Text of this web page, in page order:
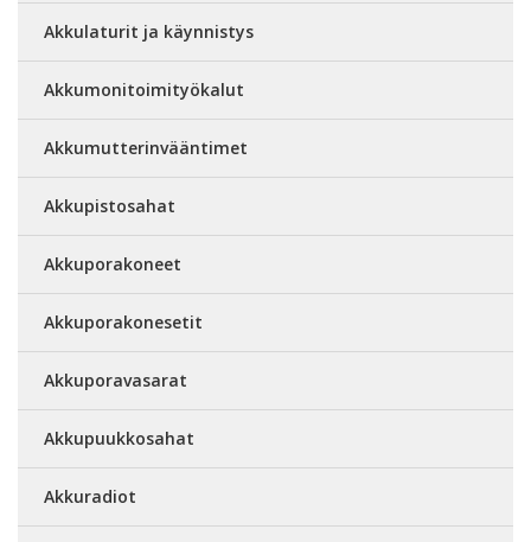
Akkulaturit ja käynnistys
Akkumonitoimityökalut
Akkumutterinvääntimet
Akkupistosahat
Akkuporakoneet
Akkuporakonesetit
Akkuporavasarat
Akkupuukkosahat
Akkuradiot